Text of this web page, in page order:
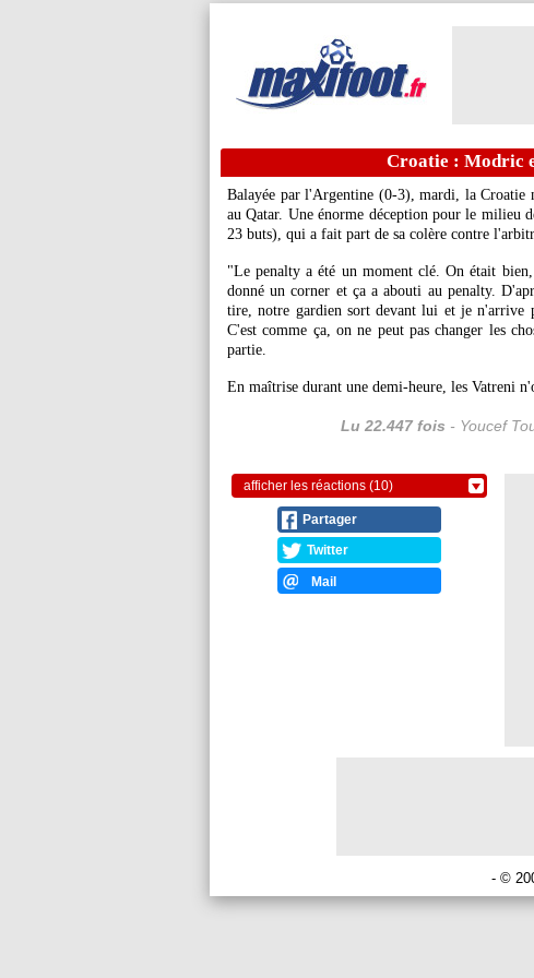
Croatie : Modric
Balayée par l'Argentine (0-3), mardi, la Croatie
au Qatar. Une énorme déception pour le milieu
23 buts), qui a fait part de sa colère contre
"Le penalty a été un moment clé. On était
donné un corner et ça a abouti au penalty.
tire, notre gardien sort devant lui et je n'arrive
C'est comme ça, on ne peut pas changer les
partie.
En maîtrise durant une demi-heure, les Vatreni
Lu 22.447 fois - Youcef
afficher les réactions (10)
Partager
Twitter
Mail
- ©